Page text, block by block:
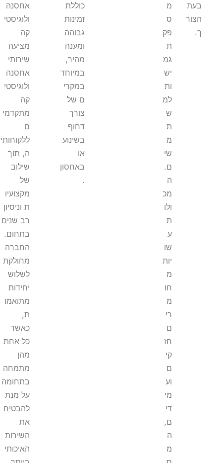
בעת
הצור
ך.
מ
ס
פק
ת
גמ
יש
ות
למ
ש
ת
מ
שי
ם.
ה
מכ
ולו
ת
ע
שו
יות
מ
חו
מ
רי
ם
חז
קי
ם
וע
מי
די
ם,
ה
מ
כוללת
זמינות
גבוהה
ומענה
מהיר,
במיוחד
במקרי
ם של
צורך
דחוף
בשינוע
או
באחסון
.
אחסנה
ולוגיסטי
קה
מציעה
שירותי
אחסנה
ולוגיסטי
קה
מתקדמי
ם
ללקוחותי
ה, תוך
שילוב
של
מקצועיו
ת וניסיון
רב שנים
בתחום.
החברה
מחולקת
לשלוש
יחידות
מתואמו
ת,
כאשר
כל אחת
מהן
מתמחה
בתחומה
על מנת
להבטיח
את
השירות
האיכותי